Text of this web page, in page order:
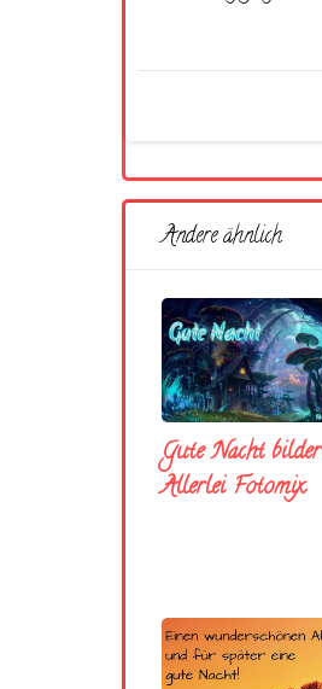
Andere ähnlich
Gute Nacht bilder
Allerlei Fotomix